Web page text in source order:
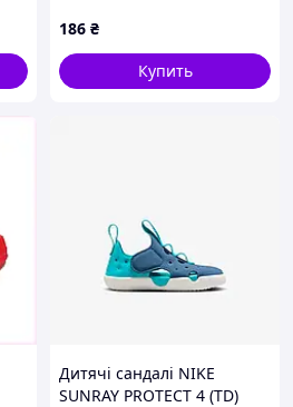
186 ₴
Купить
Дитячі сандалі NIKE
SUNRAY PROTECT 4 (TD)